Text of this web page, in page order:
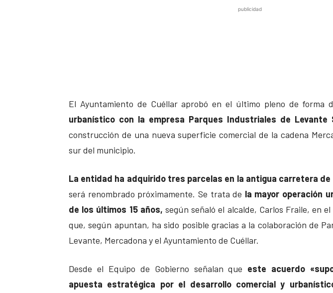
publicidad
El Ayuntamiento de Cuéllar aprobó en el último pleno de forma
urbanístico con la empresa Parques Industriales de Levante
construcción de una nueva superficie comercial de la cadena
sur del municipio.
La entidad ha adquirido tres parcelas en la antigua carretera de
será renombrado próximamente. Se trata de la mayor operación
de los últimos 15 años, según señaló el alcalde, Carlos Fraile, en
que, según apuntan, ha sido posible gracias a la colaboración de
Levante, Mercadona y el Ayuntamiento de Cuéllar.
Desde el Equipo de Gobierno señalan que este acuerdo
apuesta estratégica por el desarrollo comercial y